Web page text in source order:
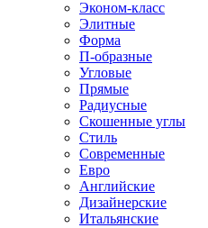
Эконом-класс
Элитные
Форма
П-образные
Угловые
Прямые
Радиусные
Скошенные углы
Стиль
Современные
Евро
Английские
Дизайнерские
Итальянские